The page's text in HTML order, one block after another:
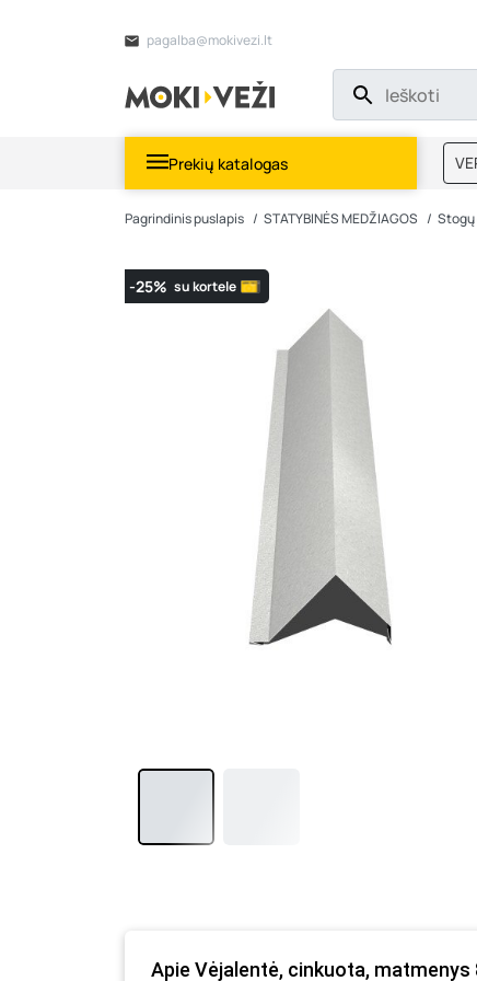
pagalba@mokivezi.lt
Prekių katalogas
Pagrindinis puslapis STATYBINĖS MEDŽIAGOS Stogų
-25% su kortele
Apie Vėjalentė, cinkuota, matmenys